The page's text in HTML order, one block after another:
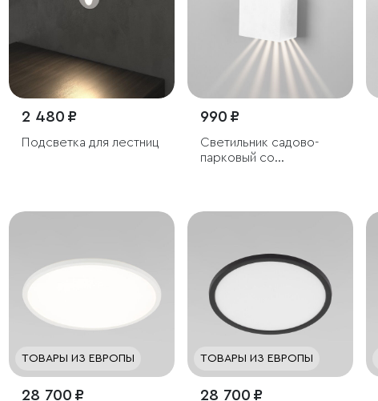
2 480 ₽
Подсветка для лестниц
990 ₽
Светильник садово-
парковый со
ТОВАРЫ ИЗ ЕВРОПЫ
28 700 ₽
ТОВАРЫ ИЗ ЕВРОПЫ
28 700 ₽